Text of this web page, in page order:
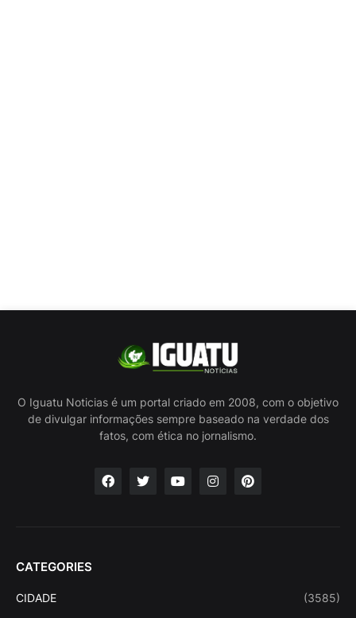
O Iguatu Noticias é um portal criado em 2008, com o objetivo
de divulgar informações sempre baseado na verdade dos
fatos, com ética no jornalismo.
CATEGORIES
CIDADE (3585)